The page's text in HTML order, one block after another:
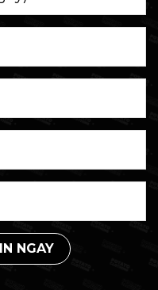
NGAY